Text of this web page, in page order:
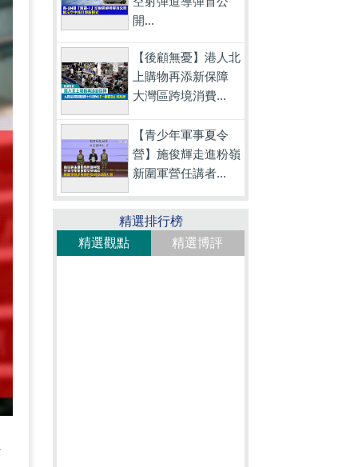
開...
【後顧無憂】港人北
上購物再添新保障
大灣區跨境消費...
【青少年軍事夏令
營】施俊輝走進粉嶺
新圍軍營任講者...
精選排行榜
精選觀點
精選博評